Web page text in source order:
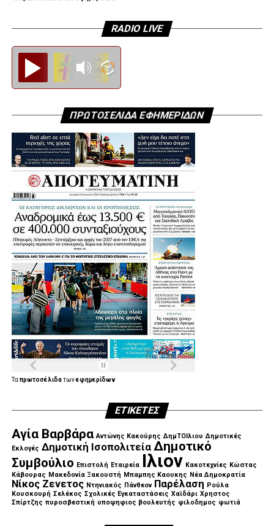
RADIO LIVE
ΠΡΩΤΟΣΕΛΙΔΑ ΕΦΗΜΕΡΙΔΩΝ
Ταπρωτοσέλιδατωνεφημερίδων
ΕΤΙΚΈΤΕΣ
Αγία Βαρβάρα Αντώνης Κακούρης ΔημΤΟΙλιου Δημοτικές
Εκλογές Δημοτική Ισοπολιτεία Δημοτικό
Συμβούλιο Επιστολή Εταιρεία Ιλιον Κακοτεχνίες Κώστας
Κάβουρας Μακεδονία Ξακουστή Μπαμπης Καουκης Νέα Δημοκρατία
Νίκος Ζενετος Ντηνιακός Πάνθεον Παρέλαση Ρούλα
Κουσκουρή Σελέκος Σχολικές Εγκαταστάσεις Χαϊδάρι Χρηστος
Σπίρτζης πυροσβεστική υποψηφιος βουλευτής φιλοδημος φωτιά